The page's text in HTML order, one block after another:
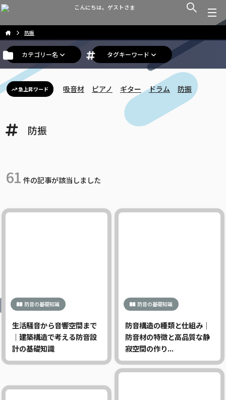
こんにちは。ゲストさま
防振
カテゴリー名 タグキーワード
急上昇ワード 吸音材 ピアノ ギター ドラム 防振
防振
61 件の記事が該当しました
防音の基礎知識
生活騒音から音響空間まで
｜建築構造で考える防音設
計の基礎知識
防音の基礎知識
防音構造の種類と仕組み｜
防音材の特徴と高品質な静
寂空間の作り...